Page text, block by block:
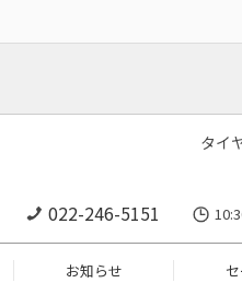
タイ
022-246-5151
お知らせ